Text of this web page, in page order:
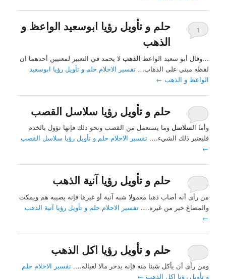
حلم و تأويل رؤيا ابوسعيد الواعظ و
الذهب
1
…وقال أبو سعيد الواعظ الذهب لا يحمد في التعبير لمعنيين أحدهما ان
لفظه مبني على الذهاب…تفسير الاحلام حلم و تأويل رؤيا ابوسعيد
الواعظ و الذهب ←
حلم و تأويل رؤيا سلاسل القصب
وأما السلاسل وما يستعمل من القصب ونحو ذلك فإنها تؤول بالخدم
فليعتبر ذلك الشيء….تفسير الاحلام حلم و تأويل رؤيا سلاسل القصب
←
حلم و تأويل رؤيا آنية الذهب
من رأى أنه أصاب ذهبا معمولا شبه آنية أو غيرها فإنه يصيبه هم ويمكث
والمصاغ خير من غيره….تفسير الاحلام حلم و تأويل رؤيا آنية الذهب
←
حلم و تأويل رؤيا اكل الذهب
ومن رأى أن يأكل شيئا منه فإنه يدخر مالا لعياله….تفسير الاحلام حلم
و تأويل رؤيا اكل الذهب ←